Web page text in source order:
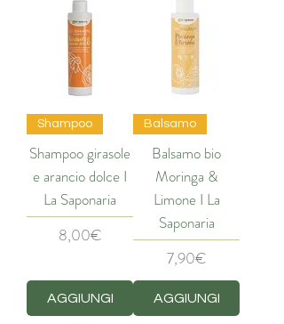
Shampoo
Shampoo girasole
e arancio dolce I
La Saponaria
Price
8,00€
AGGIUNGI
Balsamo
Balsamo bio
Moringa &
Limone I La
Saponaria
Price
7,90€
AGGIUNGI